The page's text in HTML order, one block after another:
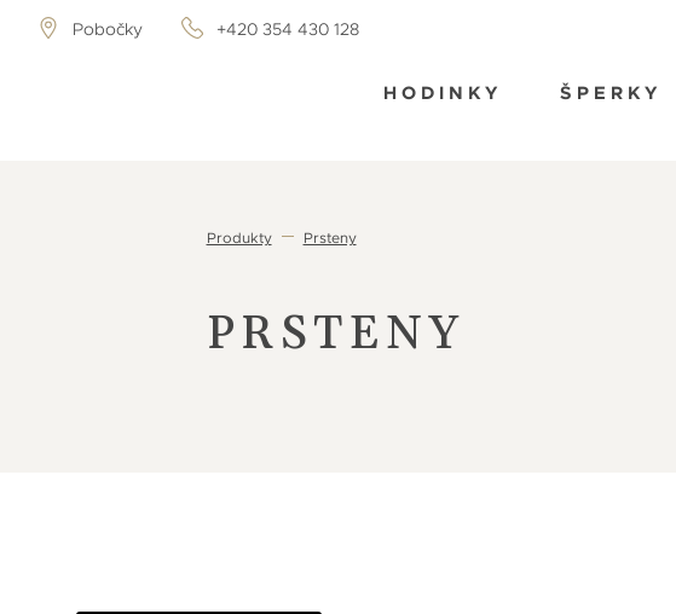
Pobočky +420 354 430 128
HODINKY ŠPERKY
Produkty Prsteny
PRSTENY